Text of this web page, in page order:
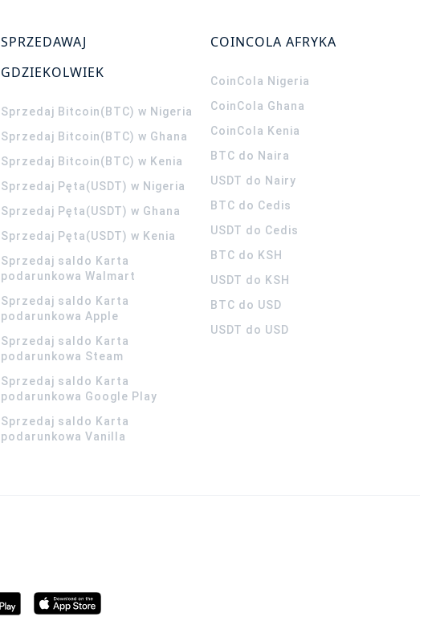
SPRZEDAWAJ
GDZIEKOLWIEK
Sprzedaj Bitcoin(BTC) w Nigeria
Sprzedaj Bitcoin(BTC) w Ghana
Sprzedaj Bitcoin(BTC) w Kenia
Sprzedaj Pęta(USDT) w Nigeria
Sprzedaj Pęta(USDT) w Ghana
Sprzedaj Pęta(USDT) w Kenia
Sprzedaj saldo Karta
podarunkowa Walmart
Sprzedaj saldo Karta
podarunkowa Apple
Sprzedaj saldo Karta
podarunkowa Steam
Sprzedaj saldo Karta
podarunkowa Google Play
Sprzedaj saldo Karta
podarunkowa Vanilla
COINCOLA AFRYKA
CoinCola Nigeria
CoinCola Ghana
CoinCola Kenia
BTC do Naira
USDT do Nairy
BTC do Cedis
USDT do Cedis
BTC do KSH
USDT do KSH
BTC do USD
USDT do USD